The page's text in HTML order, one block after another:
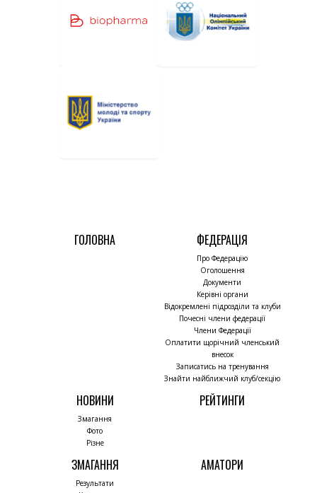
ГОЛОВНА ФЕДЕРАЦІЯ
Про Федерацію
Оголошення
Документи
Керівні органи
Відокремлені підрозділи та клуби
Почесні члени федерації
Члени Федерації
Оплатити щорічний членський
внесок
Записатись на тренування
Знайти найближчий клуб/секцію
НОВИНИ
Змагання
Фото
Різне
РЕЙТИНГИ
ЗМАГАННЯ
Результати
АМАТОРИ